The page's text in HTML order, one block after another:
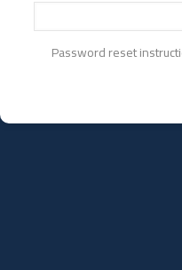
Password reset